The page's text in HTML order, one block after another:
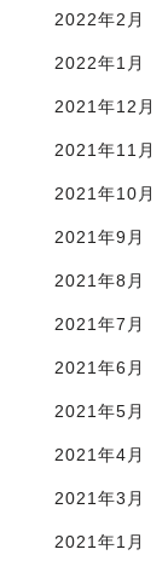
2022年2月
2022年1月
2021年12月
2021年11月
2021年10月
2021年9月
2021年8月
2021年7月
2021年6月
2021年5月
2021年4月
2021年3月
2021年1月